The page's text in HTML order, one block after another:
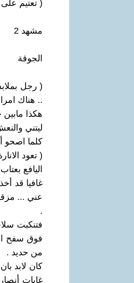
( تعتيم
مشهد 2
الجوقة
( رجل
.. هناك
هكذا
ليتني
كلما اصحو
( تعود
اليافع
غافيا قد
عني ...
.
فتنكبت
فوق سفح
من حديد .
كان لابد
غابات